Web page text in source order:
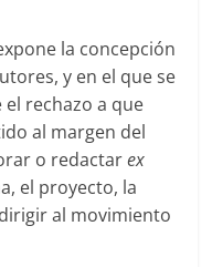
la concepción
y en el que se
rechazo a que
al margen del
o redactarex
el proyecto, la
al movimiento